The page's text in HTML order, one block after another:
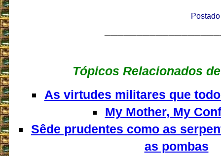
Tópicos Relacionados
As virtudes militares que
My Mother, My
Sêde prudentes como as
as pombas